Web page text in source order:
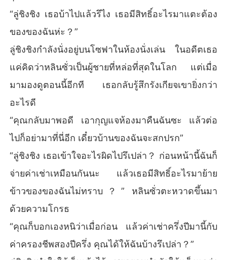
“ลู่ชิงชิง เธอบ้าไปแล้วรึไง เธอมีสิทธิ์อะไรมาแตะต้อง
ของของฉันห่ะ？”
ลู่ชิงชิงกำลังนั่งอยู่บนโซฟาในห้องนั่งเล่น ในอดีตเธอ
แค่คิดว่าหลินซั่วเป็นผู้ชายที่หล่อที่สุดในโลก แต่เมื่อ
มามองดูตอนนี้อีกที เธอกลับรู้สึกรังเกียจเขายิ่งกว่า
อะไรดี
“คุณกลับมาพอดี เอากุญแจห้องมาคืนฉันซะ แล้วต่อ
ไปก็อย่ามาที่นี่อีก เดี๋ยวบ้านของฉันจะสกปรก”
“ลู่ชิงชิง เธอเข้าใจอะไรผิดไปรึเปล่า？ ก่อนหน้านี้ฉันก็
จ่ายค่าเช่าเหมือนกันนะ แล้วเธอมีสิทธิ์อะไรมาย้าย
ข้าวของของฉันไม่ทราบ？” หลินซั่วตะหวาดขึ้นมา
ด้วยความโกรธ
“คุณก็บอกเองหนิว่าเมื่อก่อน แล้วค่าเช่าครึ่งปีมานี้กับ
ค่าครองชีพสองปีครึ่ง คุณได้ให้ฉันบ้างรึเปล่า？”